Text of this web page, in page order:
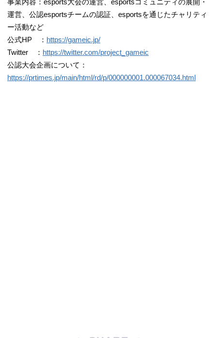
運営、公認esportsチームの認証、esportsを通じたチャリティ
ー活動など
公式HP ： https://gameic.jp/
Twitter ： https://twitter.com/project_gameic
公認大会企画について：
https://prtimes.jp/main/html/rd/p/000000001.000067034.html